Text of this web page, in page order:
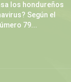
los hondureños
Según el
79...